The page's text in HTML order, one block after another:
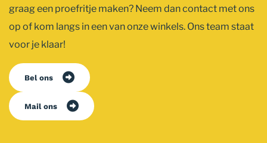
graag een proefritje maken? Neem dan contact met ons
op of kom langs in een van onze winkels. Ons team staat
voor je klaar!
Bel ons
Mail ons